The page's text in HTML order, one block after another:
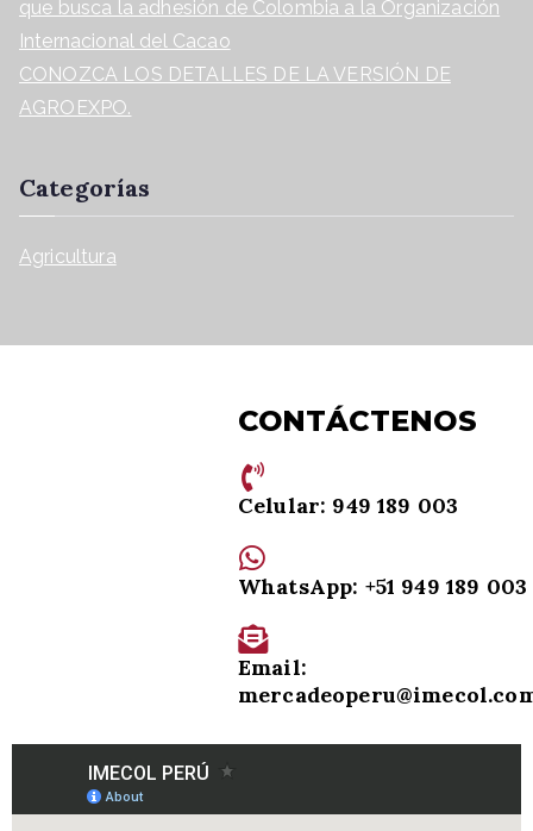
que busca la adhesión de Colombia a la Organización
Internacional del Cacao
CONOZCA LOS DETALLES DE LA VERSIÓN DE
AGROEXPO.
Categorías
Agricultura
CONTÁCTENOS
Celular: 949 189 003
WhatsApp: +51 949 189 003
Email: